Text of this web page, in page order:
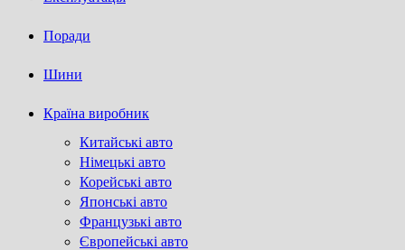
Поради
Шини
Країна виробник
Китайські авто
Німецькі авто
Корейські авто
Японські авто
Французькі авто
Європейські авто